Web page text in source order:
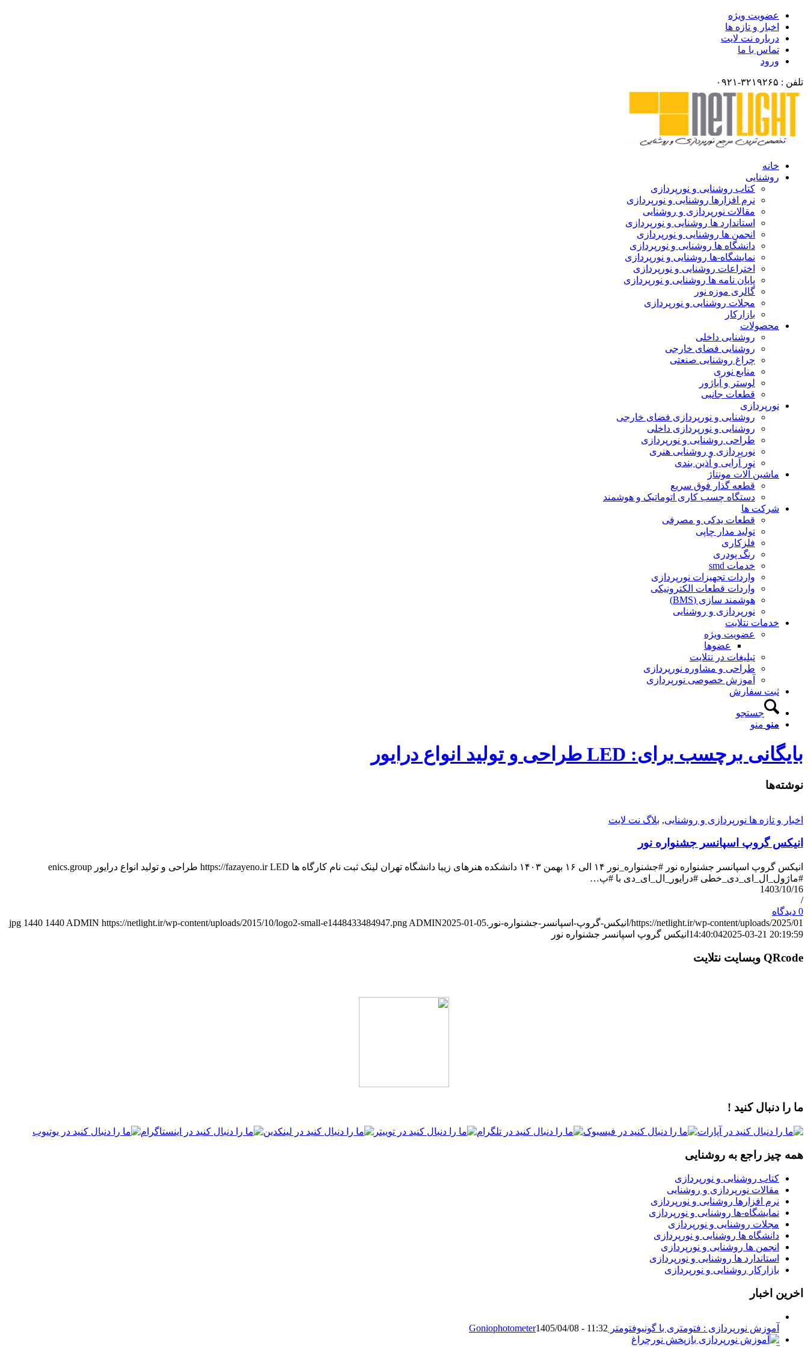
عضویت ویژه
اخبار و تازه ها
درباره نت لایت
تماس با ما
ورود
تلفن : ۳۲۱۹۲۶۵-۰۹۲۱
خانه
روشنایی
کتاب روشنایی و نورپردازی
نرم افزارها روشنایی و نورپردازی
مقالات نورپردازی و روشنایی
استاندارد ها روشنایی و نورپردازی
انجمن ها روشنایی و نورپردازی
دانشگاه ها روشنایی و نورپردازی
نمایشگاه-ها روشنایی و نورپردازی
اختراعات روشنایی و نورپردازی
پایان نامه ها روشنایی و نورپردازی
گالری موزه نور
مجلات روشنایی و نورپردازی
بازارکار
محصولات
روشنایی داخلی
روشنایی فضای خارجی
چراغ روشنایی صنعتی
منابع نوری
لوستر و آباژور
قطعات جانبی
نورپردازی
روشنایی و نورپردازی فضای خارجی
روشنایی و نورپردازی داخلی
طراحی روشنایی و نورپردازی
نورپردازی و روشنایی هنری
نور آرایی و آذین بندی
ماشین آلات مونتاژ
قطعه گذار فوق سریع
دستگاه چسب کاری اتوماتیک و هوشمند
شرکت ها
قطعات یدکی و مصرفی
تولید مدار چاپی
فلزکاری
رنگ پودری
خدمات smd
واردات تجهیزات نورپردازی
واردات قطعات الکترونیکی
هوشمند سازی (BMS)
نورپردازی و روشنایی
خدمات نتلایت
عضویت ویژه
عضوها
تبلیغات در نتلایت
طراحی و مشاوره نورپردازی
آموزش خصوصی نورپردازی
ثبت سفارش
جستجو
منو منو
بایگانی برچسب برای: LED طراحی و تولید انواع درایور
نوشته‌ها
اخبار و تازه ها نورپردازی و روشنایی, بلاگ نت لایت
انیکس گروپ اسپانسر جشنواره نور
انیکس گروپ اسپانسر جشنواره نور #جشنواره_نور ۱۴ الی ۱۶ بهمن ۱۴۰۳ دانشکده هنرهای زیبا دانشگاه تهران لینک ثبت نام کارگاه ها https://fazayeno.ir LED طراحی و تولید انواع درایور enics.group
#ماژول_ال_ای_دی_خطی #درایور_ال_ای_دی با #پ…
1403/10/16
/
0 دیدگاه
https://netlight.ir/wp-content/uploads/2025/01/انیکس-گروپ-اسپانسر-جشنواره-نور.jpg
1440 1440 ADMIN https://netlight.ir/wp-content/uploads/2015/10/logo2-small-e1448433484947.png ADMIN2025-01-05
14:40:042025-03-21 20:19:59 انیکس گروپ اسپانسر جشنواره نور
QRcode وبسایت نتلایت
ما را دنبال کنید !
همه چیز راجع به روشنایی
کتاب روشنایی و نورپردازی
مقالات نورپردازی و روشنایی
نرم افزارها روشنایی و نورپردازی
نمایشگاه-ها روشنایی و نورپردازی
مجلات روشنایی و نورپردازی
دانشگاه ها روشنایی و نورپردازی
انجمن ها روشنایی و نورپردازی
استاندارد ها روشنایی و نورپردازی
بازارکار روشنایی و نورپردازی
اخرین اخبار
آموزش نورپردازی : فتومتری با گونیوفتومتر Goniophotometer 1405/04/08 - 11:32